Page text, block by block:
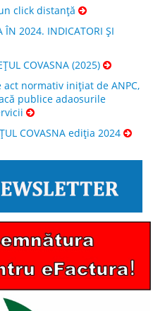
click distanță
ÎN 2024. INDICATORI ȘI
COVASNA (2025)
normativ inițiat de ANPC,
publice adaosurile
COVASNA ediția 2024